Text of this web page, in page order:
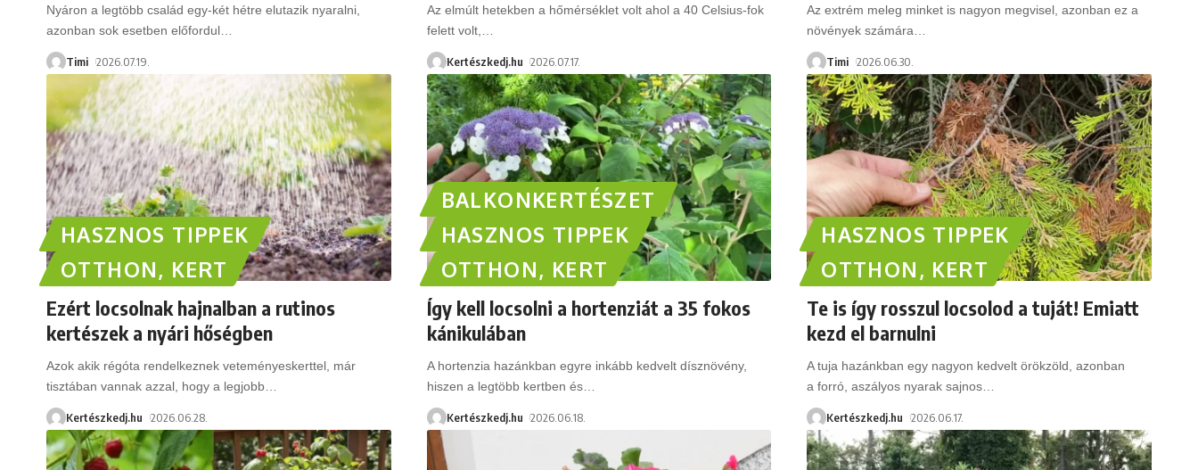
Nyáron a legtöbb család egy-két hétre elutazik nyaralni,
azonban sok esetben előfordul
Timi 2026.07.19.
Az elmúlt hetekben a hőmérséklet volt ahol a 40 Celsius-fok
felett volt,
Kertészkedj.hu 2026.07.17.
Az extrém meleg minket is nagyon megvisel, azonban ez a
növények számára
Timi 2026.06.30.
HASZNOS TIPPEK
OTTHON, KERT
Ezért locsolnak hajnalban a rutinos
kertészek a nyári hőségben
Azok akik régóta rendelkeznek veteményeskerttel, már
tisztában vannak azzal, hogy a legjobb
Kertészkedj.hu 2026.06.28.
BALKONKERTÉSZET
HASZNOS TIPPEK
OTTHON, KERT
Így kell locsolni a hortenziát a 35 fokos
kánikulában
A hortenzia hazánkban egyre inkább kedvelt dísznövény,
hiszen a legtöbb kertben és…
Kertészkedj.hu 2026.06.18.
HASZNOS TIPPEK
OTTHON, KERT
Te is így rosszul locsolod a tuját! Emiatt
kezd el barnulni
A tuja hazánkban egy nagyon kedvelt örökzöld, azonban
a forró, aszályos nyarak sajnos
Kertészkedj.hu 2026.06.17.